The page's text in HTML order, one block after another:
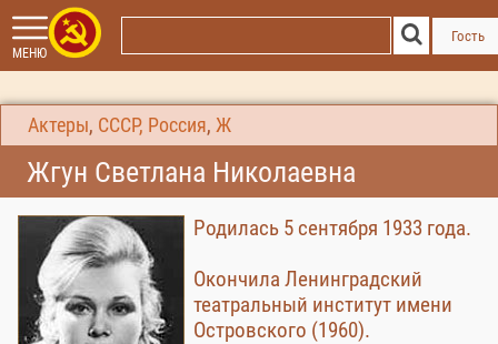
МЕНЮ
Гость
Актеры, СССР, Россия, Ж
Жгун Светлана Николаевна
Родилась 5 сентября 1933 года.
Окончила Ленинградский
театральный институт имени
Островского (1960).